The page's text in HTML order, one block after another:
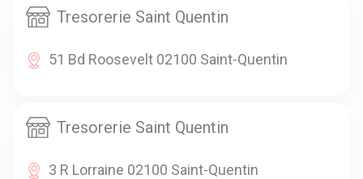
Tresorerie Saint Quentin
51 Bd Roosevelt 02100 Saint-Quentin
Tresorerie Saint Quentin
3 R Lorraine 02100 Saint-Quentin